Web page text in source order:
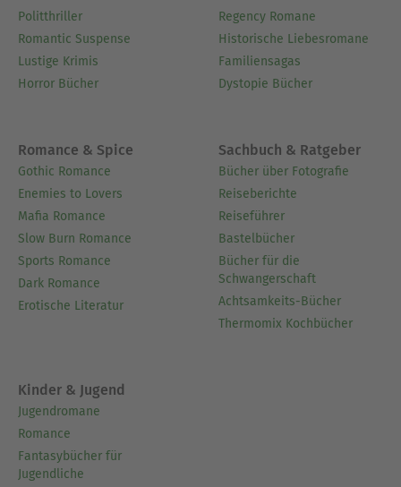
Liebesleben eines deutschen Jünglings (Arthur
Zapp)
Über Arthur Schnitzler
Erzähler und Dramatiker. Er gilt als einer der
bedeutendsten Vertreter der Wiener Moderne.
Schnitzler schrieb Dramen und Prosa
(hauptsächlich Erzählungen), in denen er das
Augenmerk vor allem auf die psychischen
Vorgänge seiner Figuren lenkt. Gleichzeitig mit
dem Einblick in das Innenleben der
Schnitzlerschen Figuren bekommt der Leser auch
ein Bild von der Gesellschaft, die diese Gestalten
Politthriller
Romantic Suspense
Lustige Krimis
Horror Bücher
Regency Romane
Historische Liebesromane
Familiensagas
Dystopie Bücher
Romance & Spice
Gothic Romance
Enemies to Lovers
Mafia Romance
Slow Burn Romance
Sports Romance
Dark Romance
Erotische Literatur
Sachbuch & Ratgeber
Bücher über Fotografie
Reiseberichte
Reiseführer
Bastelbücher
Bücher für die
Schwangerschaft
Achtsamkeits-Bücher
Thermomix Kochbücher
Kinder & Jugend
Jugendromane
Romance
Fantasybücher für
Jugendliche